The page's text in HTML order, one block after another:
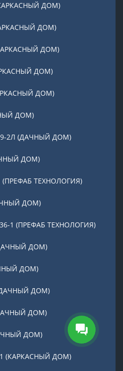
ДОМ)
ДОМ)
ДОМ)
ДОМ)
ДОМ)
ДОМ)
2Л (ДАЧНЫЙ ДОМ)
ДОМ)
(ПРЕФАБ ТЕХНОЛОГИЯ)
ДОМ)
1 (ПРЕФАБ ТЕХНОЛОГИЯ)
ДОМ)
ДОМ)
ДОМ)
ДОМ)
ДОМ)
(КАРКАСНЫЙ ДОМ)